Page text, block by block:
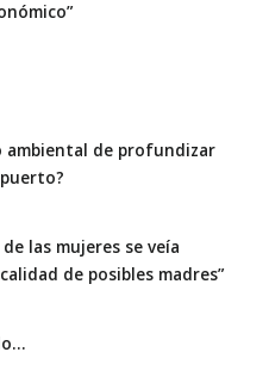
ambiental de profundizar
las mujeres se veía
de posibles madres”